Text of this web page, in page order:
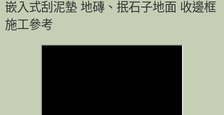
嵌入式刮泥墊 地磚、抿石子地面 收邊框
施工參考